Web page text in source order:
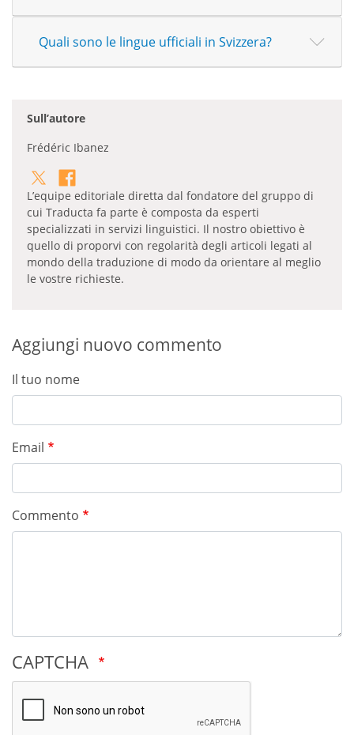
Quali sono le lingue ufficiali in Svizzera?
Sull’autore
Frédéric Ibanez
L’equipe editoriale diretta dal fondatore del gruppo di
cui Traducta fa parte è composta da esperti
specializzati in servizi linguistici. Il nostro obiettivo è
quello di proporvi con regolarità degli articoli legati al
mondo della traduzione di modo da orientare al meglio
le vostre richieste.
Aggiungi nuovo commento
Il tuo nome
Email
Commento
CAPTCHA